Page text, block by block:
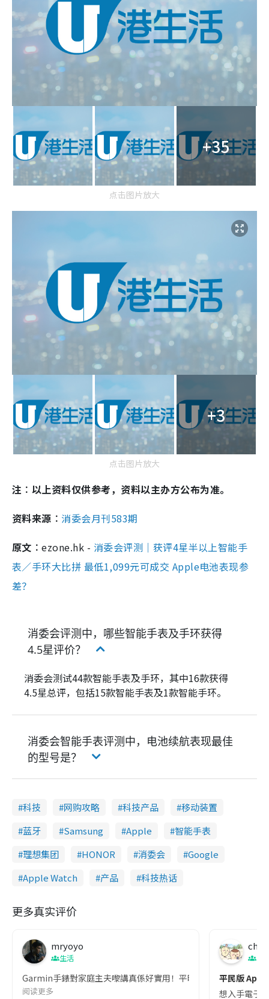
+35
点击图片放大
+3
点击图片放大
注︰以上资料仅供参考，资料以主办方公布为准。
资料来源︰ 消委会月刊583期
原文︰ezone.hk - 消委会评测｜获评4星半以上智能手
表／手环大比拼 最低1,099元可成交 Apple电池表现参
差？
消委会评测中，哪些智能手表及手环获得
4.5星评价？
消委会测试44款智能手表及手环，其中16款获得
4.5星总评，包括15款智能手表及1款智能手环。
消委会智能手表评测中，电池续航表现最佳
的型号是？
科技 网购攻略 科技产品
移动装置
蓝牙
Samsung Apple
智能手表
理想集团
HONOR 消委会
Google
Apple Watch
产品 科技热话
更多真实评价
mryoyo
生活
Garmin手錶對家庭主夫嚟講真係好實用！平時買餸、做家務、湊
阅读更多
平民版
想入手電子